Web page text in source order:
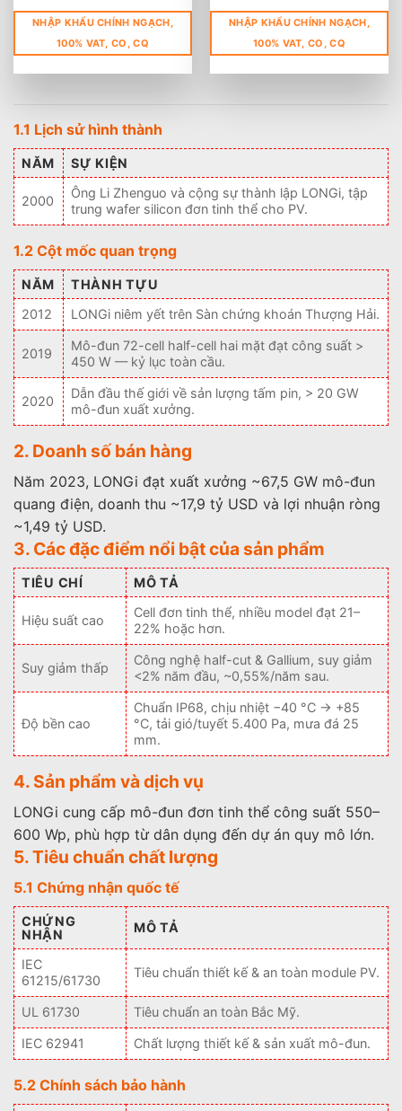
NHẬP KHẨU CHÍNH NGẠCH,
100% VAT, CO, CQ
NHẬP KHẨU CHÍNH NGẠCH,
100% VAT, CO, CQ
1.1 Lịch sử hình thành
NĂM SỰ KIỆN
2000
Ông Li Zhenguo và cộng sự thành lập LONGi, tập
trung wafer silicon đơn tinh thể cho PV.
1.2 Cột mốc quan trọng
NĂM
THÀNH TỰU
2012
LONGi niêm yết trên Sàn chứng khoán Thượng Hải.
2019
Mô-đun 72-cell half-cell hai mặt đạt công suất >
450 W — kỷ lục toàn cầu.
2020
Dẫn đầu thế giới về sản lượng tấm pin, > 20 GW
mô-đun xuất xưởng.
2. Doanh số bán hàng
Năm 2023, LONGi đạt xuất xưởng ~67,5 GW mô-đun
quang điện, doanh thu ~17,9 tỷ USD và lợi nhuận ròng
~1,49 tỷ USD.
3. Các đặc điểm nổi bật của sản phẩm
TIÊU CHÍ MÔ TẢ
Hiệu suất cao
Cell đơn tinh thể, nhiều model đạt 21–
22% hoặc hơn.
Suy giảm thấp
Công nghệ half-cut & Gallium, suy giảm
<2% năm đầu, ~0,55%/năm sau.
Độ bền cao
Chuẩn IP68, chịu nhiệt −40 °C → +85
°C, tải gió/tuyết 5.400 Pa, mưa đá 25
mm.
4. Sản phẩm và dịch vụ
LONGi cung cấp mô-đun đơn tinh thể công suất 550–
600 Wp, phù hợp từ dân dụng đến dự án quy mô lớn.
5. Tiêu chuẩn chất lượng
5.1 Chứng nhận quốc tế
CHỨNG
NHẬN
MÔ TẢ
IEC
61215/61730
Tiêu chuẩn thiết kế & an toàn module PV.
UL 61730 Tiêu chuẩn an toàn Bắc Mỹ.
IEC 62941 Chất lượng thiết kế & sản xuất mô-đun.
5.2 Chính sách bảo hành